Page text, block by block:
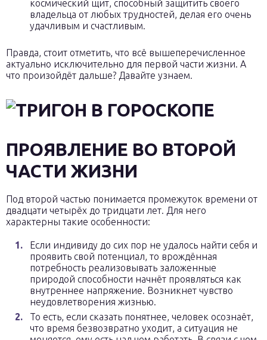
космический щит, способный защитить своего
владельца от любых трудностей, делая его очень
удачливым и счастливым.
Правда, стоит отметить, что всё вышеперечисленное
актуально исключительно для первой части жизни. А
что произойдёт дальше? Давайте узнаем.
ПРОЯВЛЕНИЕ ВО ВТОРОЙ
ЧАСТИ ЖИЗНИ
Под второй частью понимается промежуток времени от
двадцати четырёх до тридцати лет. Для него
характерны такие особенности:
Если индивиду до сих пор не удалось найти себя и
проявить свой потенциал, то врождённая
потребность реализовывать заложенные
природой способности начнёт проявляться как
внутреннее напряжение. Возникнет чувство
неудовлетворения жизнью.
То есть, если сказать понятнее, человек осознаёт,
что время безвозвратно уходит, а ситуация не